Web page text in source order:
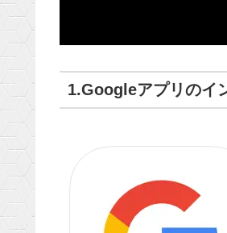
1.Googleアプリのイ